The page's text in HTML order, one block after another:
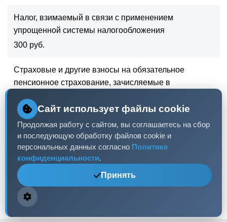
Налог, взимаемый в связи с применением
упрощенной системы налогообложения
300 руб.
Страховые и другие взносы на обязательное
пенсионное страхование, зачисляемые в
1 руб.
Итого
301 руб.
Нет сведений о задолженностях по пеням и
штрафам
Сайт использует файлы cookie
Продолжая работу с сайтом, вы соглашаетесь на сбор
и последующую обработку файлов cookie и
персональных данных согласно Политике
конфиденциальности.
Принять